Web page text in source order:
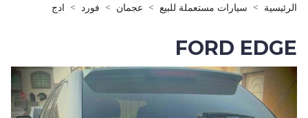
الرئيسية سيارات مستعملة للبيع عجمان فورد ادج
FORD EDGE